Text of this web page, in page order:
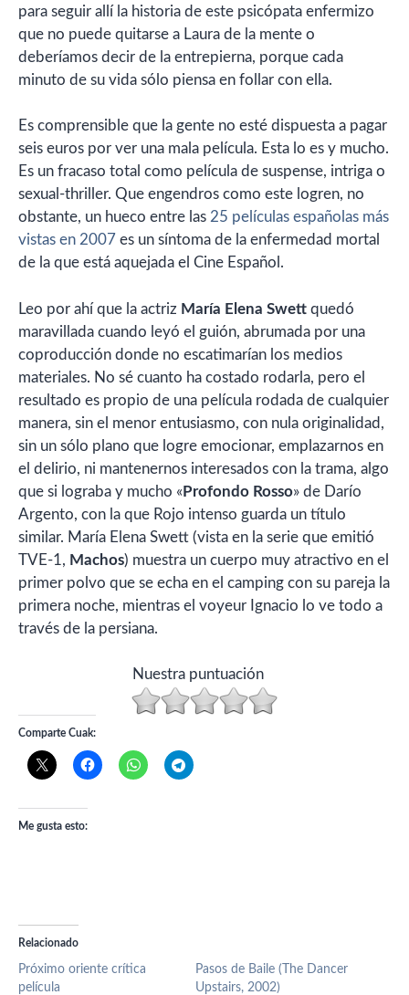
para seguir allí la historia de este psicópata enfermizo
que no puede quitarse a Laura de la mente o
deberíamos decir de la entrepierna, porque cada
minuto de su vida sólo piensa en follar con ella.
Es comprensible que la gente no esté dispuesta a pagar
seis euros por ver una mala película. Esta lo es y mucho.
Es un fracaso total como película de suspense, intriga o
sexual-thriller. Que engendros como este logren, no
obstante, un hueco entre las 25 películas españolas más
vistas en 2007 es un síntoma de la enfermedad mortal
de la que está aquejada el Cine Español.
Leo por ahí que la actriz María Elena Swett quedó
maravillada cuando leyó el guión, abrumada por una
coproducción donde no escatimarían los medios
materiales. No sé cuanto ha costado rodarla, pero el
resultado es propio de una película rodada de cualquier
manera, sin el menor entusiasmo, con nula originalidad,
sin un sólo plano que logre emocionar, emplazarnos en
el delirio, ni mantenernos interesados con la trama, algo
que si lograba y mucho « Profondo Rosso» de Darío
Argento, con la que Rojo intenso guarda un título
similar. María Elena Swett (vista en la serie que emitió
TVE-1, Machos) muestra un cuerpo muy atractivo en el
primer polvo que se echa en el camping con su pareja la
primera noche, mientras el voyeur Ignacio lo ve todo a
través de la persiana.
Nuestra puntuación
Comparte Cuak:
Me gusta esto:
Relacionado
Próximo oriente crítica
película
Pasos de Baile (The Dancer
Upstairs, 2002)